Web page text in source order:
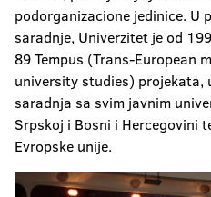
podorganizacione jedinice. U
saradnje, Univerzitet je od
89 Tempus (Trans-European
university studies) projekata,
saradnja sa svim javnim
Srpskoj i Bosni i Hercegovini
Evropske unije.